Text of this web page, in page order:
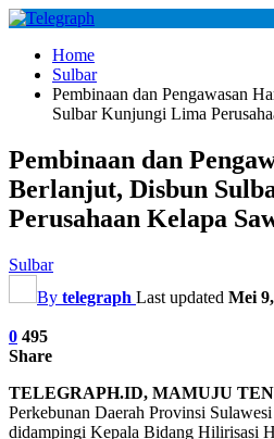
Home
Sulbar
Pembinaan dan Pengawasan
Sulbar Kunjungi Lima
Pembinaan dan
Berlanjut, Disbun
Perusahaan Kelapa
Sulbar
By telegraph Last updated Mei
0 495
Share
TELEGRAPH.ID, MAMUJU
Perkebunan Daerah Provinsi
didampingi Kepala Bidang Hilirisasi